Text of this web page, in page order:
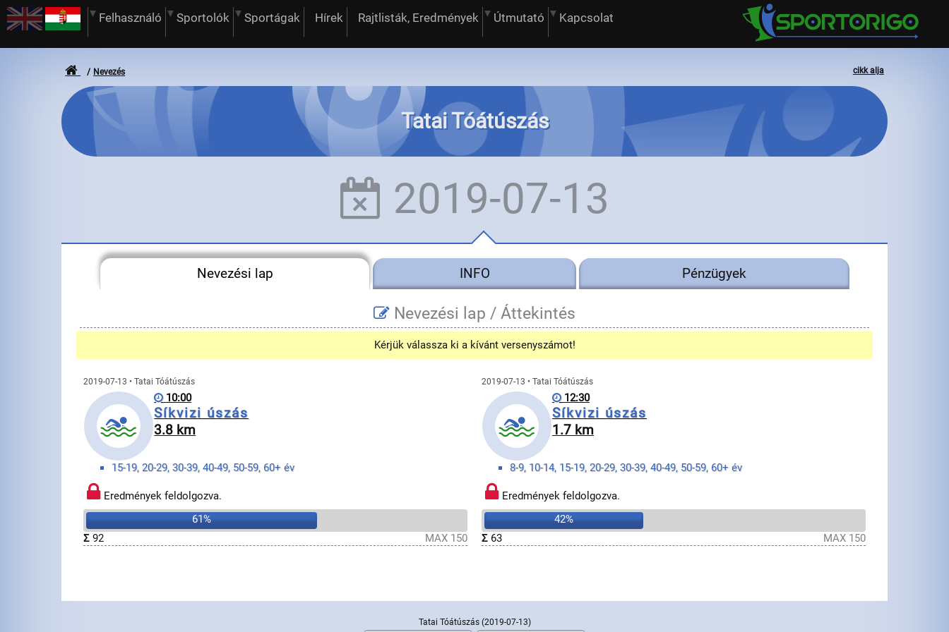
Felhasználó Sportolók Sportágak Hírek Rajtlisták, Eredmények Útmutató Kapcsolat
cikk alja
Nevezés
Tatai Tóátúszás
2019-07-13
Nevezési lap INFO Pénzügyek
Nevezési lap / Áttekintés
Kérjük válassza ki a kívánt versenyszámot!
2019-07-13 • Tatai Tóátúszás
10:00
Síkvizi úszás
3.8 km
15-19, 20-29, 30-39, 40-49, 50-59, 60+ év
Eredmények feldolgozva.
61%
Σ92 MAX 150
2019-07-13 • Tatai Tóátúszás
12:30
Síkvizi úszás
1.7 km
8-9, 10-14, 15-19, 20-29, 30-39, 40-49, 50-59, 60+ év
Eredmények feldolgozva.
42%
Σ 63 MAX 150
Tatai Tóátúszás (2019-07-13)